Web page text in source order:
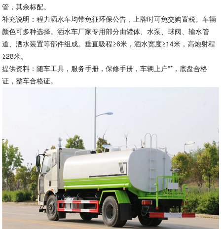
管，其余标配。
补充说明：程力洒水车均带免征环保公告，上牌时可免交购置税。车辆
颜色可多种选择。洒水车厂家专用部分由罐体、水泵、球阀、输水管
道、洒水装置等部件组成。垂直吸程≥6米，洒水宽度≥14米，高炮射程
≥28米。
提供资料：随车工具，服务手册，保修手册，车辆上户**，底盘合格
证，整车合格证。